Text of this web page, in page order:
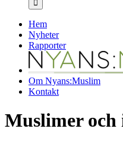
Hem
Nyheter
Rapporter
Om Nyans:Muslim
Kontakt
Muslimer och